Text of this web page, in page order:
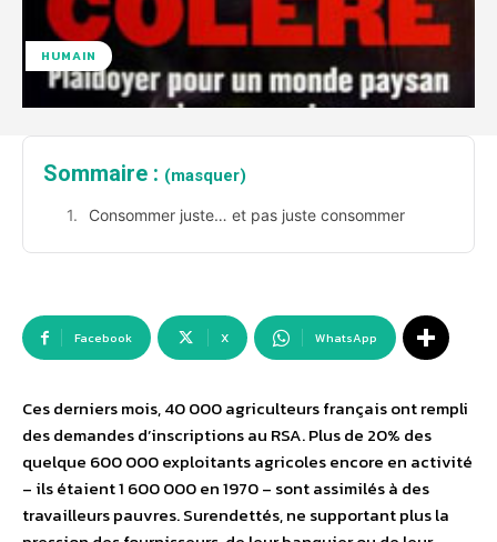
HUMAIN
Sommaire : (masquer)
Consommer juste… et pas juste consommer
Facebook X WhatsApp
Ces derniers mois, 40 000 agriculteurs français ont rempli
des demandes d’inscriptions au RSA. Plus de 20% des
quelque 600 000 exploitants agricoles encore en activité
– ils étaient 1 600 000 en 1970 – sont assimilés à des
travailleurs pauvres. Surendettés, ne supportant plus la